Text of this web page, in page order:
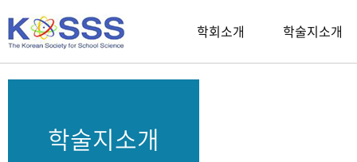
학회소개 학술지소개
학술지소개